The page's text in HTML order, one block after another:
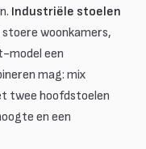
Industriële stoelen
stoere woonkamers,
model een
mag: mix
twee hoofdstoelen
en een